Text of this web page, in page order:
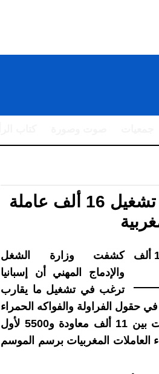
إسبانيا ترغب في تشغيل 16 ألف عاملة
كشفت وزارة الشغل
والإدماج المهني أن إسبانيا
ترغب في تشغيل ما يقارب
مغربية في حقول الفراولة والفواكه الحمراء
بإقليم ويلبا (جنوب)، موزعات بين 11 ألف معاودة و5500 لأول
العاملات المغربيات برسم الموسم